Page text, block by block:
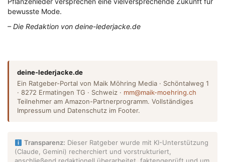
bewusste Mode.
– Die Redaktion von deine-lederjacke.de
deine-lederjacke.de
Ein Ratgeber-Portal von Maik Möhring Media · Schöntalweg 1
· 8272 Ermatingen TG · Schweiz · mm@maik-moehring.ch
Teilnehmer am Amazon-Partnerprogramm. Vollständiges
Impressum und Datenschutz im Footer.
Transparenz: Dieser Ratgeber wurde mit KI-Unterstützung
(Claude, Gemini) recherchiert und vorstrukturiert,